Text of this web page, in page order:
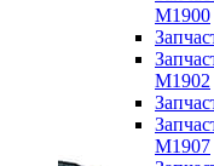
M1900
M1902
M1907